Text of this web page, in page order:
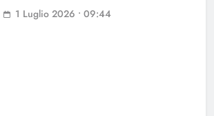
1 Luglio 2026 • 09:44